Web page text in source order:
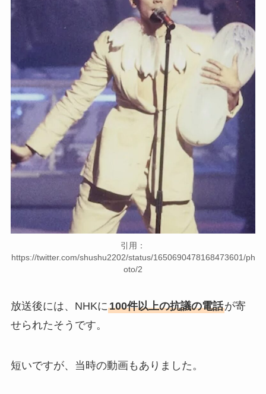
引用：
https://twitter.com/shushu2202/status/1650690478168473601/ph
oto/2
放送後には、NHKに100件以上の抗議の電話が寄
せられたそうです。
短いですが、当時の動画もありました。